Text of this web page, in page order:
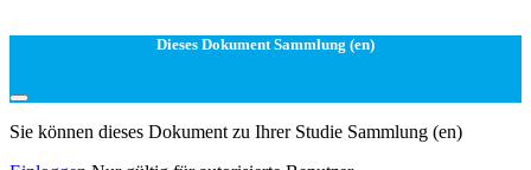
Dieses Dokument Sammlung (en)
Sie können dieses Dokument zu Ihrer Studie Sammlung (en)